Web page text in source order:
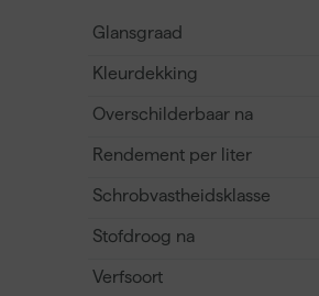
Glansgraad
Kleurdekking
Overschilderbaar na
Rendement per liter
Schrobvastheidsklasse
Stofdroog na
Verfsoort